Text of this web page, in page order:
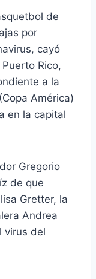
de
por
cayó
Rico,
a la
América)
en la capital
Gregorio
de que
Gretter, la
Andrea
virus del